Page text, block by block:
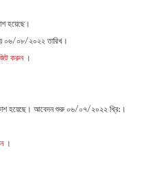
হয়েছে।
০৬/০৮/২০২২ তারিখ।
করুন।
হয়েছে। আবেদন শুরু ০৬/০৭/২০২২ খ্রি:।
।